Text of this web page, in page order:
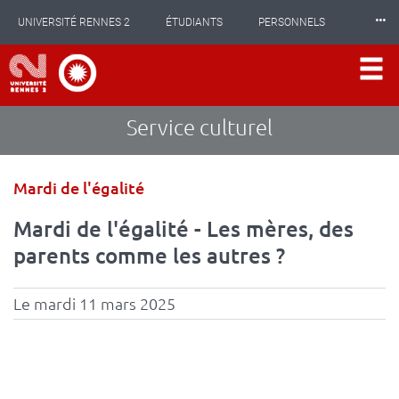
contenu
principal
UNIVERSITÉ RENNES 2 ÉTUDIANTS PERSONNELS
INTERNATIONAL
⸱⸱⸱
Service culturel
Type
Mardi de l'égalité
Mardi de l'égalité - Les mères, des
parents comme les autres ?
Le mardi 11 mars 2025